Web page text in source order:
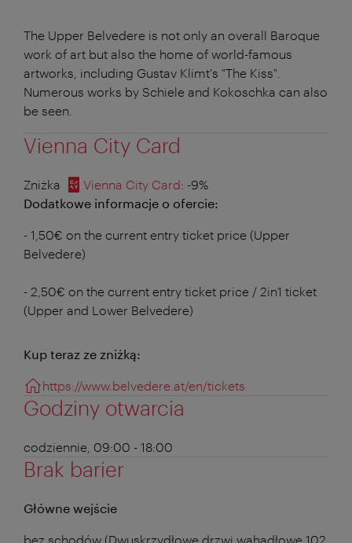
The Upper Belvedere is not only an overall Baroque
work of art but also the home of world-famous
artworks, including Gustav Klimt's "The Kiss".
Numerous works by Schiele and Kokoschka can also
be seen.
Vienna City Card
Zniżka Vienna City Card: -9%
Dodatkowe informacje o ofercie:
- 1,50€ on the current entry ticket price (Upper
Belvedere)
- 2,50€ on the current entry ticket price / 2in1 ticket
(Upper and Lower Belvedere)
Kup teraz ze zniżką:
https://www.belvedere.at/en/tickets
Godziny otwarcia
codziennie, 09:00 - 18:00
Brak barier
Główne wejście
bez schodów (Dwuskrzydłowe drzwi wahadłowe 102